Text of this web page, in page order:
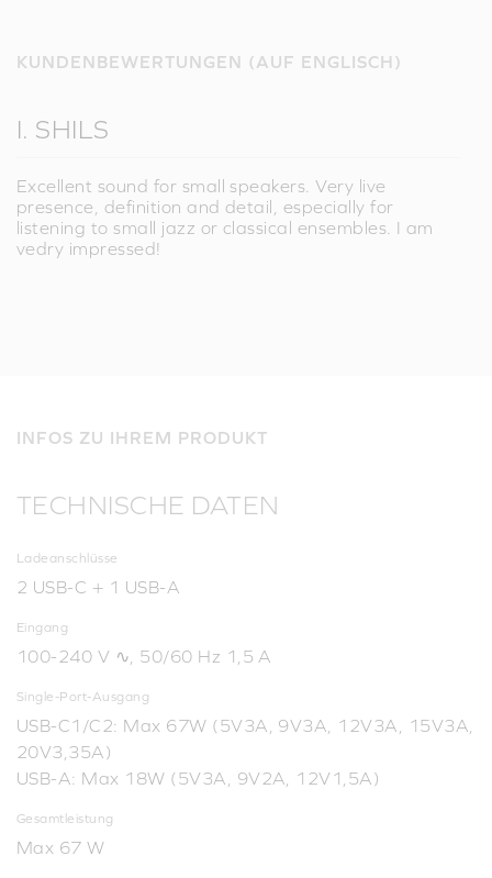
KUNDENBEWERTUNGEN (AUF ENGLISCH)
I. SHILS
Excellent sound for small speakers. Very live
presence, definition and detail, especially for
listening to small jazz or classical ensembles. I am
vedry impressed!
INFOS ZU IHREM PRODUKT
TECHNISCHE DATEN
Ladeanschlüsse
2 USB-C + 1 USB-A
Eingang
100-240 V ∿, 50/60 Hz 1,5 A
Single-Port-Ausgang
USB-C1/C2: Max 67W (5V3A, 9V3A, 12V3A, 15V3A,
20V3,35A)
USB-A: Max 18W (5V3A, 9V2A, 12V1,5A)
Gesamtleistung
Max 67 W